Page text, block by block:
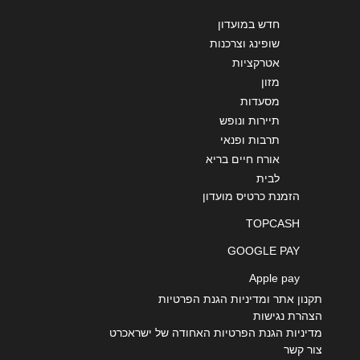
חדש במועדון
שופינג וצרכנות
אטרקציות
מזון
מסעדות
תיירות ונופש
תרבות ופנאי
אורח חיים בריא
לבית
הזמנת כרטיס מועדון
TOPCASH
GOOGLE PAY
Apple pay
תקנון אתר ומדיניות הגנת הפרטיות
הצהרת נגישות
מדיניות הגנת הפרטיות האחודה של ישראכרט
צור קשר